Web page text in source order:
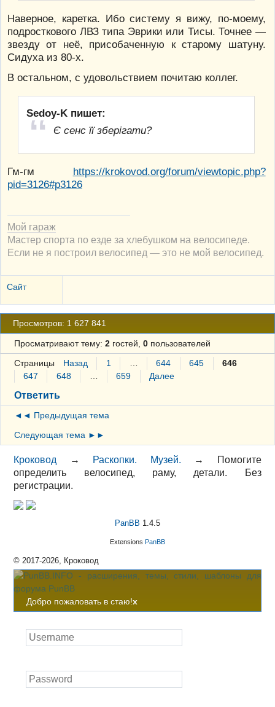
Наверное, каретка. Ибо систему я вижу, по-моему,
подросткового ЛВЗ типа Эврики или Тисы. Точнее —
звезду от неё, присобаченную к старому шатуну.
Сидуха из 80-х.
В остальном, с удовольствием почитаю коллег.
Sedoy-K пишет:
Є сенс її зберігати?
Гм-гм https://krokovod.org/forum/viewtopic.php?
pid=3126#p3126
Мой гараж
Мастер спорта по езде за хлебушком на велосипеде.
Если не я построил велосипед — это не мой велосипед.
Сайт
Просмотров: 1 627 841
Просматривают тему: 2гостей, 0пользователей
Страницы Назад 1 … 644 645
646
647
648 … 659 Далее
Ответить
◄◄ Предыдущая тема
Следующая тема ►►
Кроковод → Раскопки. Музей. →
Помогите
определить велосипед, раму, детали. Без
регистрации.
PanBB 1.4.5
Extensions PanBB
© 2017-2026, Кроковод
Добро пожаловать в стаю!x